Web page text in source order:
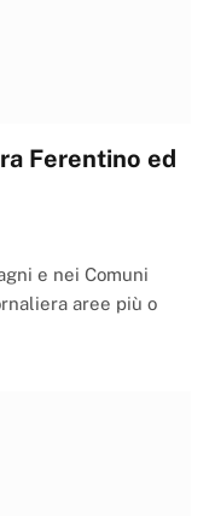
Ferentino ed
e nei Comuni
aree più o